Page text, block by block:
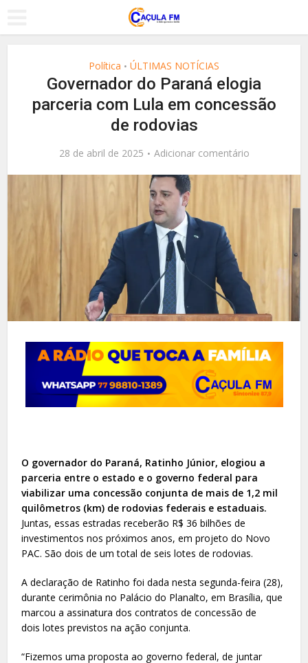
Política • ÚLTIMAS NOTÍCIAS
Governador do Paraná elogia
parceria com Lula em concessão
de rodovias
28 de abril de 2025 Adicionar comentário
O governador do Paraná, Ratinho Júnior, elogiou a
parceria entre o estado e o governo federal para
viabilizar uma concessão conjunta de mais de 1,2 mil
quilômetros (km) de rodovias federais e estaduais.
Juntas, essas estradas receberão R$ 36 bilhões de
investimentos nos próximos anos, em projeto do Novo
PAC. São dois de um total de seis lotes de rodovias.
A declaração de Ratinho foi dada nesta segunda-feira (28),
durante cerimônia no Palácio do Planalto, em Brasília, que
marcou a assinatura dos contratos de concessão de
dois lotes previstos na ação conjunta.
“Fizemos uma proposta ao governo federal, de juntar